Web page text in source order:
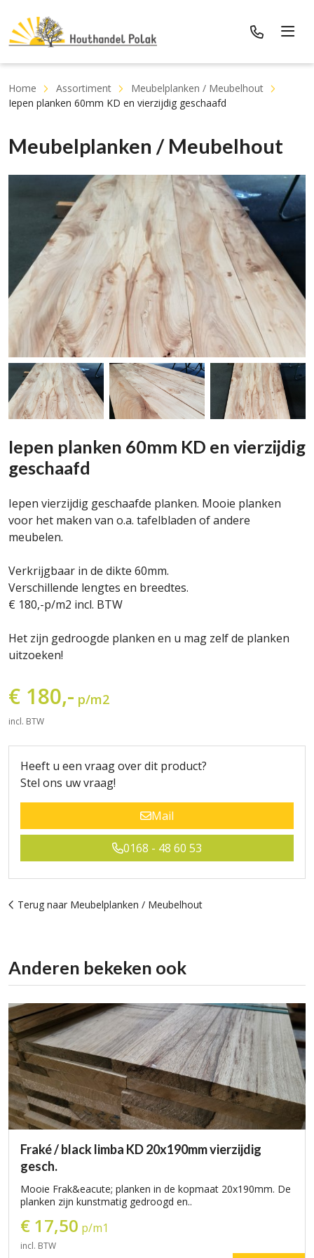
Home Assortiment
Meubelplanken / Meubelhout
Iepen planken 60mm KD en vierzijdig geschaafd
Meubelplanken / Meubelhout
Iepen planken 60mm KD en vierzijdig
geschaafd
Iepen vierzijdig geschaafde planken. Mooie planken
voor het maken van o.a. tafelbladen of andere
meubelen.
Verkrijgbaar in de dikte 60mm.
Verschillende lengtes en breedtes.
€ 180,-p/m2 incl. BTW
Het zijn gedroogde planken en u mag zelf de planken
uitzoeken!
€ 180,- p/m2
incl. BTW
Heeft u een vraag over dit product?
Stel ons uw vraag!
Mail
0168 - 48 60 53
Terug naar Meubelplanken / Meubelhout
Anderen bekeken ook
Fraké / black limba KD 20x190mm vierzijdig
gesch.
Mooie Frak&eacute; planken in de kopmaat 20x190mm. De
planken zijn kunstmatig gedroogd en..
€ 17,50 p/m1
incl. BTW